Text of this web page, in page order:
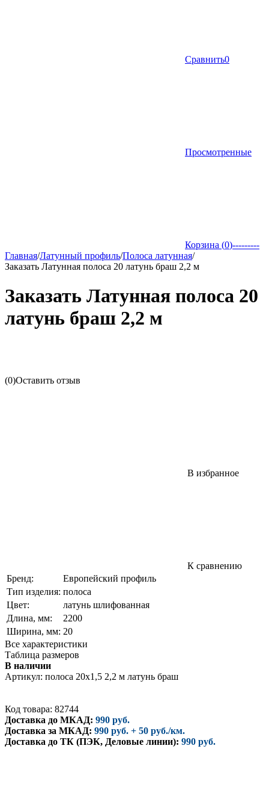
Сравнить0
Просмотренные
Корзина (0)---------
Главная/Латунный профиль/Полоса латунная/
Заказать Латунная полоса 20 латунь браш 2,2 м
Заказать Латунная полоса 20
латунь браш 2,2 м
(0)Оставить отзыв
В избранное
К сравнению
Бренд:
Европейский профиль
Тип изделия: полоса
Цвет:
латунь шлифованная
Длина, мм:
2200
Ширина, мм: 20
Все характеристики
Таблица размеров
В наличии
Артикул: полоса 20х1,5 2,2 м латунь браш
Код товара: 82744
Доставка до МКАД: 990 руб.
Доставка за МКАД: 990 руб. + 50 руб./км.
Доставка до ТК (ПЭК, Деловые линии): 990 руб.